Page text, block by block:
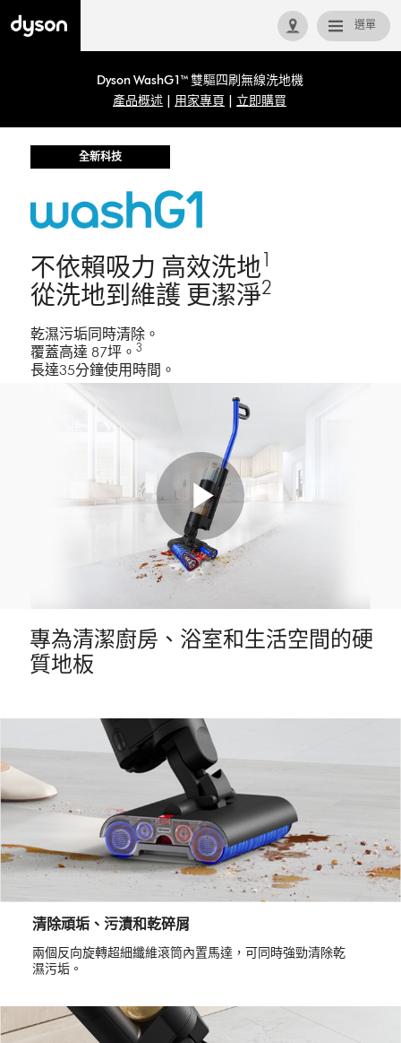
選單
回首頁
Dyson WashG1™ 雙驅四刷無線洗地機
產品概述
用家專頁 立即購買
全新科技
不依賴吸力 高效洗地1
從洗地到維護 更潔淨2
乾濕污垢同時清除。
覆蓋高達 87坪。3
長達35分鐘使用時間。
Play
Video
專為清潔廚房、浴室和生活空間的硬
質地板
清除頑垢、污漬和乾碎屑
兩個反向旋轉超細纖維滾筒內置馬達，可同時強勁清除乾
濕污垢。